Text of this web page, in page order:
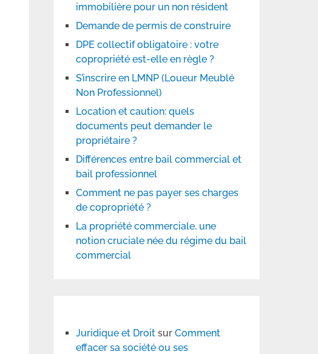
immobilière pour un non résident
Demande de permis de construire
DPE collectif obligatoire : votre
copropriété est-elle en règle ?
S’inscrire en LMNP (Loueur Meublé
Non Professionnel)
Location et caution: quels
documents peut demander le
propriétaire ?
Différences entre bail commercial et
bail professionnel
Comment ne pas payer ses charges
de copropriété ?
La propriété commerciale, une
notion cruciale née du régime du bail
commercial
Juridique et Droit surComment
effacer sa société ou ses